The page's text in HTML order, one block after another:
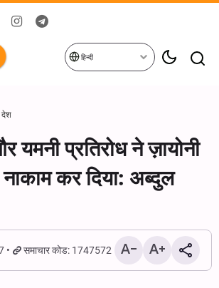
हिन्दी
देश
यमनी प्रतिरोध ने ज़ायोनी
कर दिया: अब्दुल
समाचार कोड: 1747572